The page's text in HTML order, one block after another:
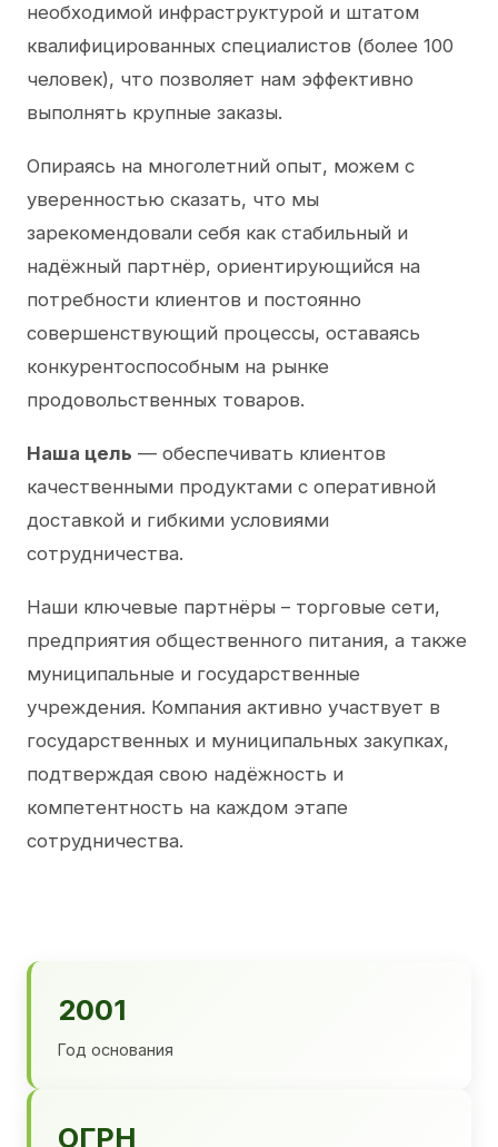
необходимой инфраструктурой и штатом
квалифицированных специалистов (более 100
человек), что позволяет нам эффективно
выполнять крупные заказы.
Опираясь на многолетний опыт, можем с
уверенностью сказать, что мы
зарекомендовали себя как стабильный и
надёжный партнёр, ориентирующийся на
потребности клиентов и постоянно
совершенствующий процессы, оставаясь
конкурентоспособным на рынке
продовольственных товаров.
Наша цель — обеспечивать клиентов
качественными продуктами с оперативной
доставкой и гибкими условиями
сотрудничества.
Наши ключевые партнёры – торговые сети,
предприятия общественного питания, а также
муниципальные и государственные
учреждения. Компания активно участвует в
государственных и муниципальных закупках,
подтверждая свою надёжность и
компетентность на каждом этапе
сотрудничества.
2001
Год основания
ОГРН